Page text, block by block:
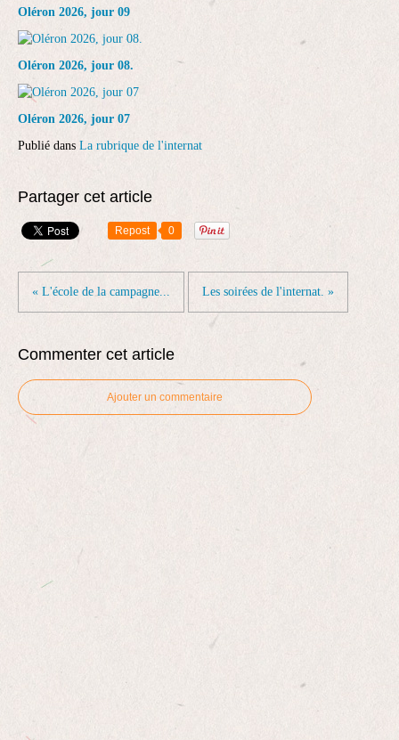
Oléron 2026, jour 09
Oléron 2026, jour 08.
Oléron 2026, jour 07
Publié dans La rubrique de l'internat
Partager cet article
Repost 0
« L'école de la campagne... Les soirées de l'internat. »
Commenter cet article
Ajouter un commentaire